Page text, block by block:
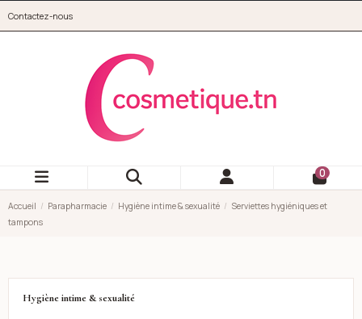
Contactez-nous
0
Accueil Parapharmacie Hygiène intime & sexualité
Serviettes hygiéniques et
tampons
Hygiène intime & sexualité